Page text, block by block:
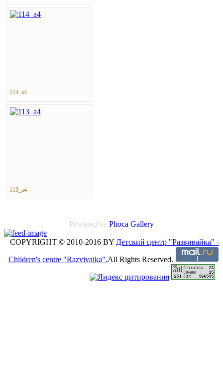
114_a4
113_a4
Powered by Phoca Gallery
COPYRIGHT © 2010-2016 BY Детский центр "Развивайка" -
Children's centre "Razvivaika".All Rights Reserved.